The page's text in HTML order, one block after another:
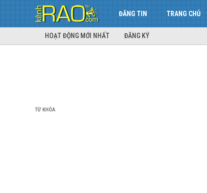
ĐĂNG TIN TRANG CHỦ
HOẠT ĐỘNG MỚI NHẤT ĐĂNG KÝ
TỪ KHÓA